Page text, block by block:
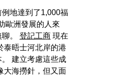
地達到了1,000福
歐洲發展的人來
。 登記工商 現在
泰晤士河北岸的港
建立考慮這些成
大海撈針，但又面